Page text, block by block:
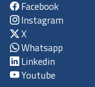
Facebook
Instagram
X
Whatsapp
Linkedin
Youtube